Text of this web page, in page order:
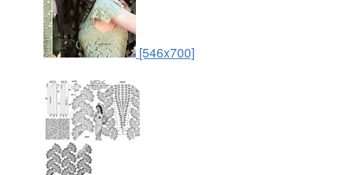
[546x700]